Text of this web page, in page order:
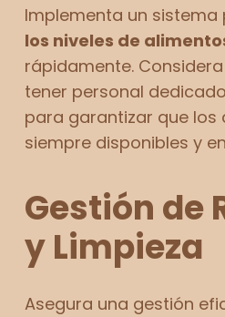
Implementa un sistema
los niveles de
rápidamente.
tener personal
para garantizar que los
siempre disponibles y
Gestión de
y Limpieza
Asegura una gestión